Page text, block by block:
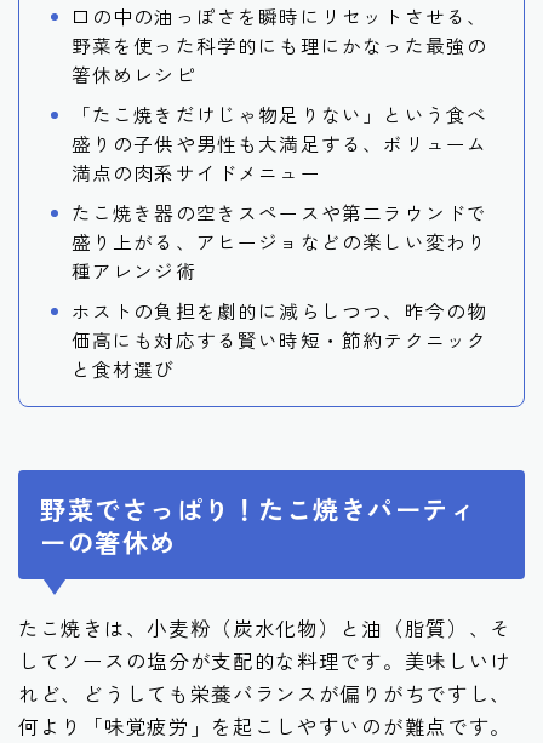
口の中の油っぽさを瞬時にリセットさせる、
野菜を使った科学的にも理にかなった最強の
箸休めレシピ
「たこ焼きだけじゃ物足りない」という食べ
盛りの子供や男性も大満足する、ボリューム
満点の肉系サイドメニュー
たこ焼き器の空きスペースや第二ラウンドで
盛り上がる、アヒージョなどの楽しい変わり
種アレンジ術
ホストの負担を劇的に減らしつつ、昨今の物
価高にも対応する賢い時短・節約テクニック
と食材選び
野菜でさっぱり！たこ焼きパーティ
ーの箸休め
たこ焼きは、小麦粉（炭水化物）と油（脂質）、そ
してソースの塩分が支配的な料理です。美味しいけ
れど、どうしても栄養バランスが偏りがちですし、
何より「味覚疲労」を起こしやすいのが難点です。